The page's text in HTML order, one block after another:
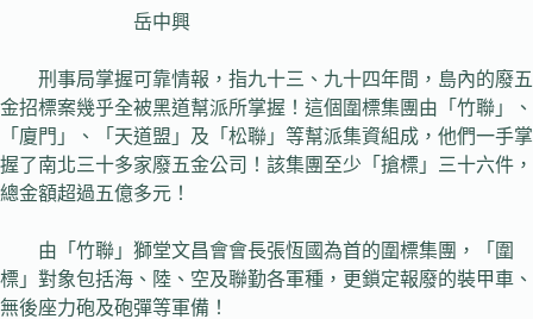
岳中興
刑事局掌握可靠情報，指九十三、九十四年間，島內的廢五
金招標案幾乎全被黑道幫派所掌握！這個圍標集團由「竹聯」、
「廈門」、「天道盟」及「松聯」等幫派集資組成，他們一手掌
握了南北三十多家廢五金公司！該集團至少「搶標」三十六件，
總金額超過五億多元！
由「竹聯」獅堂文昌會會長張恆國為首的圍標集團，「圍
標」對象包括海、陸、空及聯勤各軍種，更鎖定報廢的裝甲車、
無後座力砲及砲彈等軍備！